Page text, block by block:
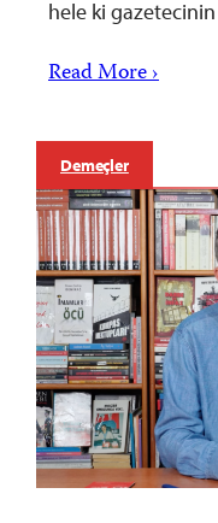
hele ki
Read More ›
Demeçler